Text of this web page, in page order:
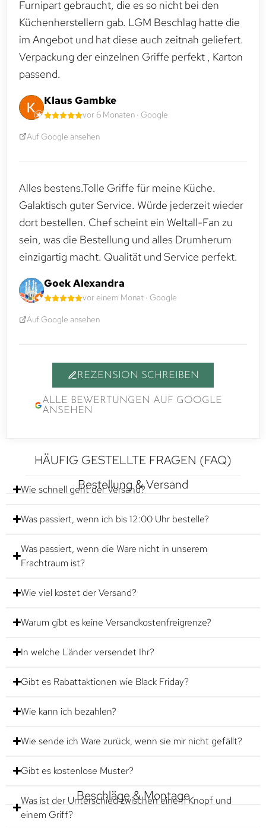
Furnipart gebraucht, die es so nicht bei den
Küchenherstellern gab. LGM Beschlag hatte die
im Angebot und hat diese auch zeitnah geliefert.
Verpackung der einzelnen Griffe perfekt , Karton
passend.
Klaus Gambke
vor 6 Monaten · Google
Auf Google ansehen
Alles bestens.Tolle Griffe für meine Küche.
Galaktisch guter Service. Würde jederzeit wieder
dort bestellen. Chef scheint ein Weltall-Fan zu
sein, was die Bestellung und alles Drumherum
einzigartig macht. Qualität und Service perfekt.
Goek Alexandra
vor einem Monat · Google
Auf Google ansehen
REZENSION SCHREIBEN
ALLE BEWERTUNGEN AUF GOOGLE
ANSEHEN
HÄUFIG GESTELLTE FRAGEN (FAQ)
Bestellung & Versand
Wie schnell geht der Versand?
Was passiert, wenn ich bis 12:00 Uhr bestelle?
Was passiert, wenn die Ware nicht in unserem
Frachtraum ist?
Wie viel kostet der Versand?
Warum gibt es keine Versandkostenfreigrenze?
In welche Länder versendet Ihr?
Gibt es Rabattaktionen wie Black Friday?
Wie kann ich bezahlen?
Wie sende ich Ware zurück, wenn sie mir nicht gefällt?
Gibt es kostenlose Muster?
Beschläge & Montage
Was ist der Unterschied zwischen einem Knopf und
einem Griff?